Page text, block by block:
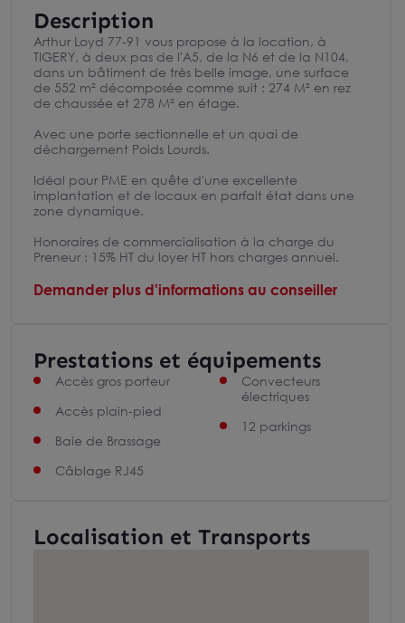
Description
Arthur Loyd 77-91 vous propose à la location, à
TIGERY, à deux pas de l'A5, de la N6 et de la N104,
dans un bâtiment de très belle image, une surface
de 552 m² décomposée comme suit : 274 M² en rez
de chaussée et 278 M² en étage.
Avec une porte sectionnelle et un quai de
déchargement Poids Lourds.
Idéal pour PME en quête d'une excellente
implantation et de locaux en parfait état dans une
zone dynamique.
Honoraires de commercialisation à la charge du
Preneur : 15% HT du loyer HT hors charges annuel.
Demander plus d'informations au conseiller
Prestations et équipements
Accès gros porteur
Accès plain-pied
Baie de Brassage
Câblage RJ45
Convecteurs
électriques
12 parkings
Localisation et Transports